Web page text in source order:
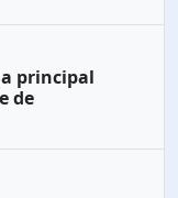
a principal
de